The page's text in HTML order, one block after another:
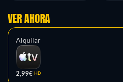
VER AHORA
Alquilar
2,99€ HD